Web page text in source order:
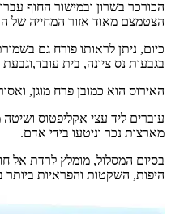
הכורכר בשרון ובמישור החוף
הצטמצם מאוד אזור המחייה של
כיום, ניתן לראותו פורח גם
בגבעות נס ציונה, בית
האירוס הוא כמובן פרח מוגן,
עוברים ליד עצי אקליפטוס
מארצות נכר וניטעו בידי אדם.
בסיום המסלול, מומלץ לרדת אל
היפות, השקטות והפראיות ביותר